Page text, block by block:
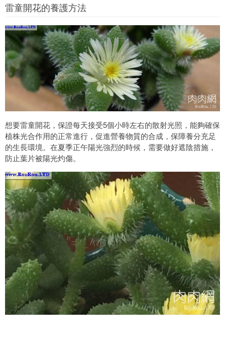
雷童開花的養護方法
想要雷童開花，保證每天接受5個小時左右的散射光照，能夠確保
植株光合作用的正常進行，促進營養物質的合成，保障養分充足
的生長環境。在夏季正午陽光強烈的時候，需要做好遮陰措施，
防止葉片被陽光灼傷。